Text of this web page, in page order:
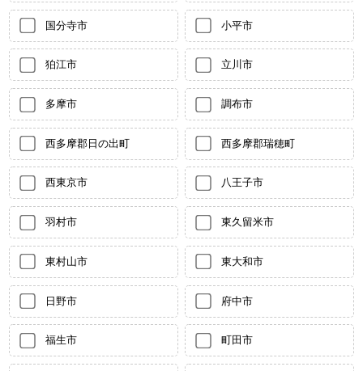
国分寺市 小平市
狛江市 立川市
多摩市 調布市
西多摩郡日の出町 西多摩郡瑞穂町
西東京市 八王子市
羽村市 東久留米市
東村山市 東大和市
日野市 府中市
福生市 町田市